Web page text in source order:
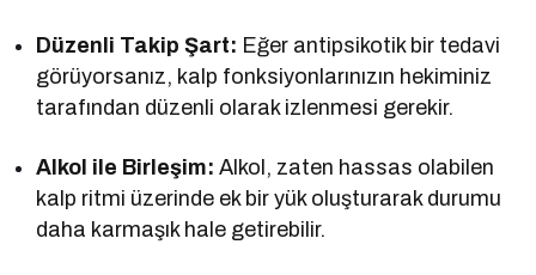
Düzenli Takip Şart: Eğer antipsikotik bir tedavi
görüyorsanız, kalp fonksiyonlarınızın hekiminiz
tarafından düzenli olarak izlenmesi gerekir.
Alkol ile Birleşim: Alkol, zaten hassas olabilen
kalp ritmi üzerinde ek bir yük oluşturarak durumu
daha karmaşık hale getirebilir.